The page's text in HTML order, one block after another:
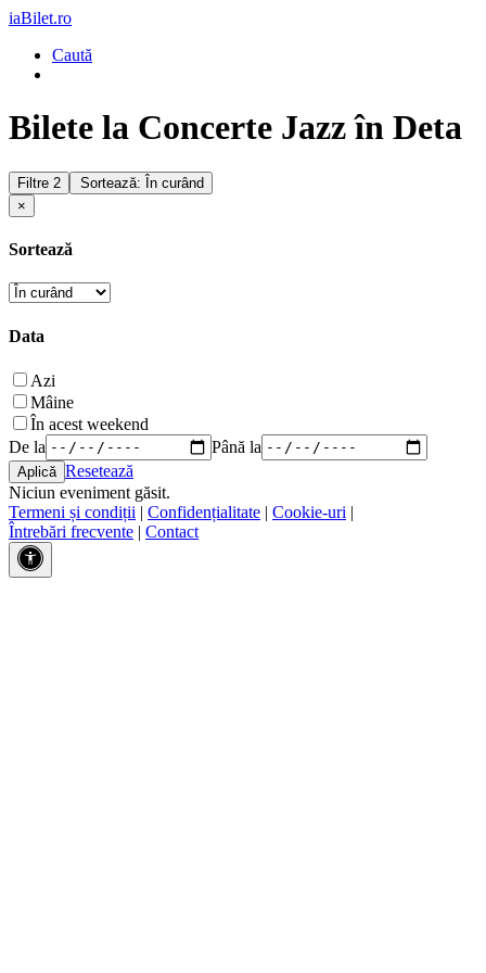
iaBilet.ro
Caută
Bilete la Concerte Jazz în Deta
Filtre 2
Sortează: În curând
×
Sortează
Data
Azi
Mâine
În acest weekend
De la
Până la
Resetează
Niciun eveniment găsit.
Termeni și condiții | Confidențialitate | Cookie-uri |
Întrebări frecvente | Contact